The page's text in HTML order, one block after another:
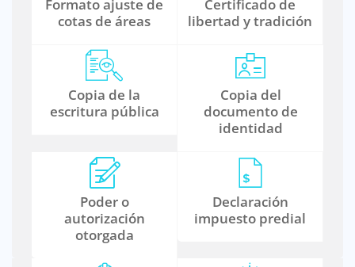
Formato ajuste de
cotas de áreas
Certificado de
libertad y tradición
Copia de la
escritura pública
Copia del
documento de
identidad
Poder o
autorización
otorgada
Declaración
impuesto predial